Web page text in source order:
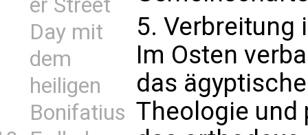
er Street
Day mit
dem
heiligen
Bonifatius
5. Verbreitung
Im Osten
das
Theologie und